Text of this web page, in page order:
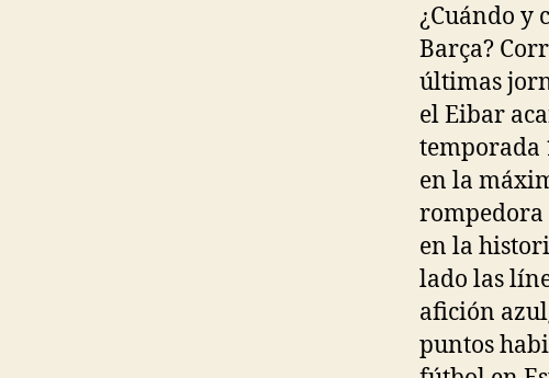
¿Cuándo y
Barça?
últimas
el Eibar
temporada
en la
en la
lado las
afición
puntos